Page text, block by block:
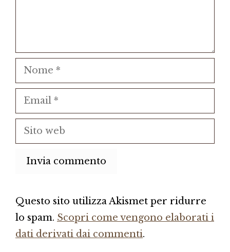
Nome
Email
Sito
web
Questo sito utilizza Akismet per ridurre
lo spam. Scopri come vengono elaborati i
dati derivati dai commenti.